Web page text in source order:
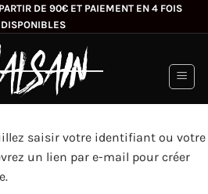
DE 90€ ET PAIEMENT EN 4 FOIS
DISPONIBLES
saisir votre identifiant ou votre
un lien par e-mail pour créer